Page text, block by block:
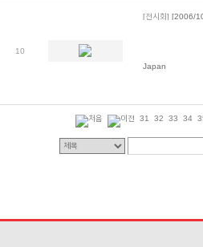
10
[전시회] [2006/
Japan
31 32 33 34